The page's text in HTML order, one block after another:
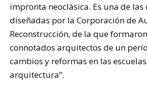
impronta neoclásica. Es una de las
diseñadas por la Corporación de
Reconstrucción, de la que
connotados arquitectos de un
cambios y reformas en las
arquitectura”.